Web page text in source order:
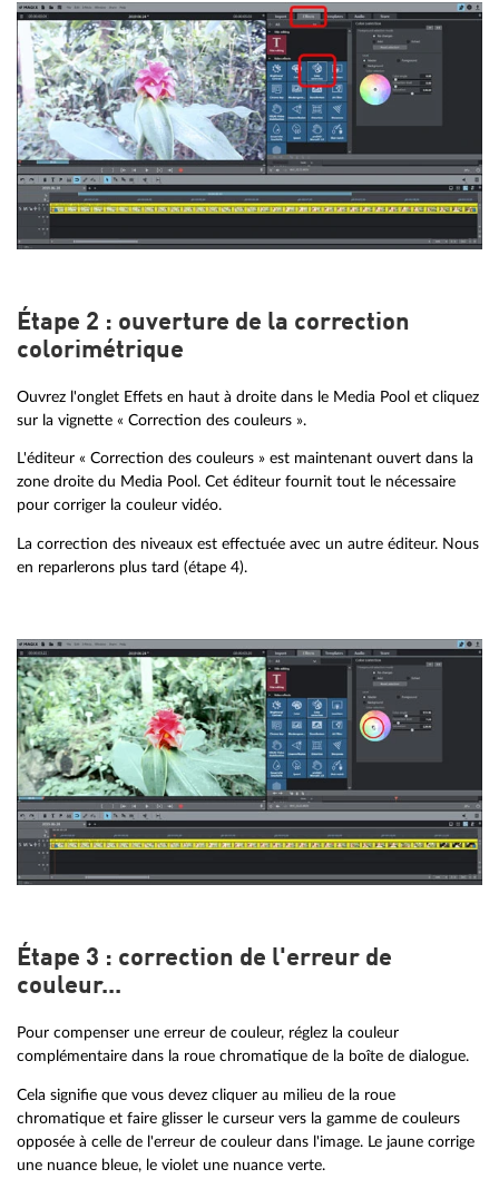
Étape 2 : ouverture de la correction
colorimétrique
Ouvrez l'onglet Effets en haut à droite dans le Media Pool et cliquez
sur la vignette « Correction des couleurs ».
L'éditeur « Correction des couleurs » est maintenant ouvert dans la
zone droite du Media Pool. Cet éditeur fournit tout le nécessaire
pour corriger la couleur vidéo.
La correction des niveaux est effectuée avec un autre éditeur. Nous
en reparlerons plus tard (étape 4).
Étape 3 : correction de l'erreur de
couleur...
Pour compenser une erreur de couleur, réglez la couleur
complémentaire dans la roue chromatique de la boîte de dialogue.
Cela signifie que vous devez cliquer au milieu de la roue
chromatique et faire glisser le curseur vers la gamme de couleurs
opposée à celle de l'erreur de couleur dans l'image. Le jaune corrige
une nuance bleue, le violet une nuance verte.